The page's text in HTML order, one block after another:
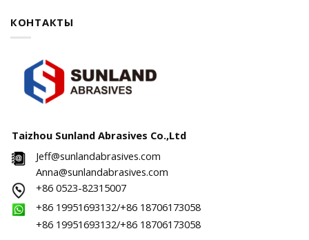
КОНТАКТЫ
Taizhou Sunland Abrasives Co.,Ltd
Jeff@sunlandabrasives.com
Anna@sunlandabrasives.com
+86 0523-82315007
+86 19951693132/+86 18706173058
+86 19951693132/+86 18706173058